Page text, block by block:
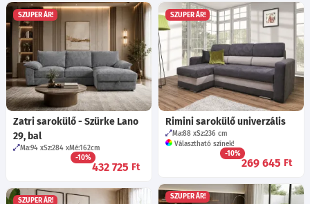
SZUPER ÁR!
Zatri sarokülő - Szürke Lano
29, bal
Ma:94 Sz:284 Mé:162cm
-10%
432 725 Ft
SZUPER ÁR!
Rimini sarokülő univerzális
Ma:88 Sz:236 cm
Választható színek!
-10%
269 645 Ft
SZUPER ÁR!
SZUPER ÁR!